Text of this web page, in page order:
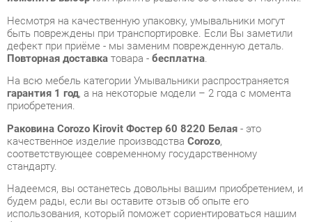
На всю мебель категории Умывальники распространяется
гарантия 1 год, а на некоторые модели – 2 года с момента
приобретения.
Раковина Corozo Kirovit Фостер 60 8220 Белая
соответствующее современному государственному
стандарту.
будем рады, если вы оставите отзыв об опыте его
использования, который поможет сориентироваться нашим
будущим покупателям.
Кроме формы
консультацию, фото и видеообзор продукции вы можете по
e-mail, телефону в Екатеринбурге и через мессенджеры
Telegram и WhatsApp.